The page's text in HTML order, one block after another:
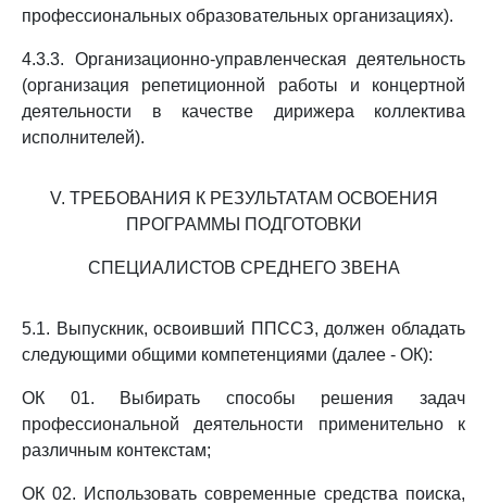
профессиональных образовательных организациях).
4.3.3. Организационно-управленческая деятельность
(организация репетиционной работы и концертной
деятельности в качестве дирижера коллектива
исполнителей).
V. ТРЕБОВАНИЯ К РЕЗУЛЬТАТАМ ОСВОЕНИЯ
ПРОГРАММЫ ПОДГОТОВКИ
СПЕЦИАЛИСТОВ СРЕДНЕГО ЗВЕНА
5.1. Выпускник, освоивший ППССЗ, должен обладать
следующими общими компетенциями (далее - ОК):
ОК 01. Выбирать способы решения задач
профессиональной деятельности применительно к
различным контекстам;
ОК 02. Использовать современные средства поиска,